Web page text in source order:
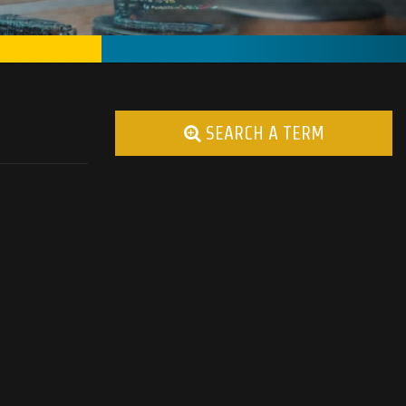
SEARCH A TERM